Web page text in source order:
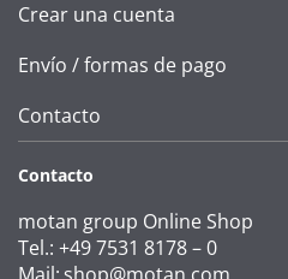
Crear una cuenta
Envío / formas de pago
Contacto
Contacto
motan group Online Shop
Tel.: +49 7531 8178 – 0